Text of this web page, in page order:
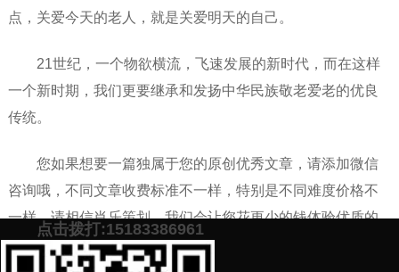
点，关爱今天的老人，就是关爱明天的自己。
21世纪，一个物欲横流，飞速发展的新时代，而在这样
一个新时期，我们更要继承和发扬中华民族敬老爱老的优良
传统。
您如果想要一篇独属于您的原创优秀文章，请添加微信
咨询哦，不同文章收费标准不一样，特别是不同难度价格不
一样，请相信肖乐策划，我们会让您花更少的钱体验优质的
代写原创文章服务。
点击拨打:15183386961